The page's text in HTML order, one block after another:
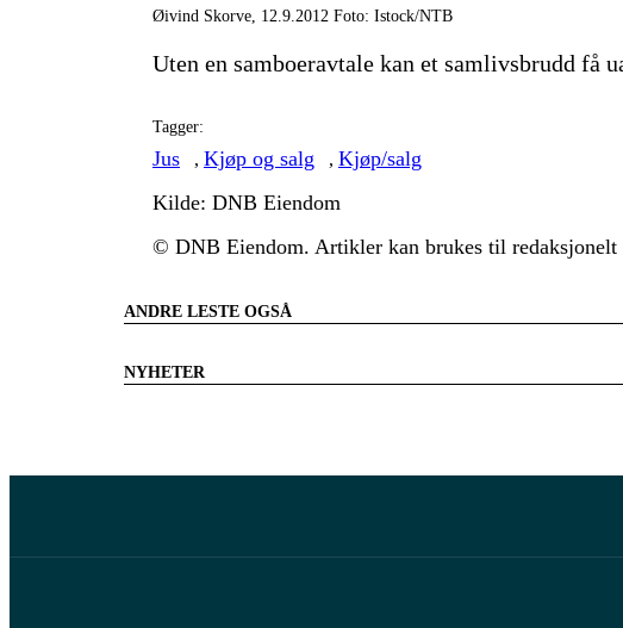
Øivind Skorve, 12.9.2012 Foto: Istock/NTB
Uten en samboeravtale kan et samlivsbrudd få
Tagger:
Jus , Kjøp og salg , Kjøp/salg
Kilde: DNB Eiendom
© DNB Eiendom. Artikler kan brukes til redaksjonelt
ANDRE LESTE OGSÅ
NYHETER